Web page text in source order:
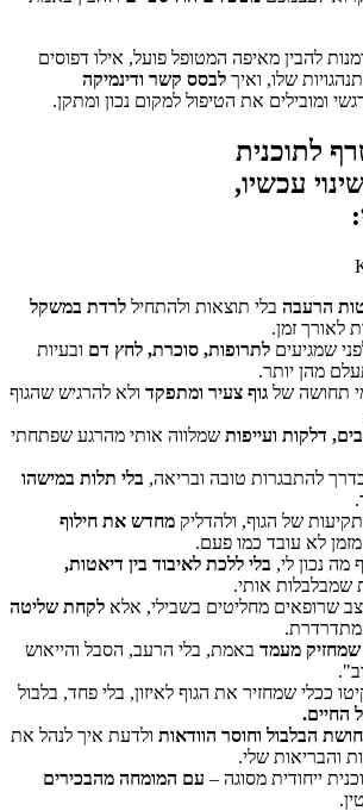
להבין מאיפה המטופל פועל, אילו דפוסים
שלו, ואיך לבסס קשר ודינמיקה
ומובילים את הטיפול למקום נכון ומתקן.
לתוכנית
עכשיו,
הרעבה בלי תוצאות ולהתחיל לרדת במשקל
לאורך זמן.
שמגיעים לתרופות, סוכרת, לחץ דם ובעיות
מהן יותר.
תחושה של גוף צעיר ומתפקד ולא להרגיש שהגוף
דלקות ועייפות שמלווה אותי מהרגע שפתחתי
להתבגרות טובה ובריאה, בלי תלות במישהו
של הגוף, ולהדליק מחדש את חילוף
לא עובד כמו פעם.
מה נכון לי, בלי ללכת לאיבוד בין דיאטות,
שמבלבלות אותי.
שרופאים מחליטים בשבילי, אלא לקחת שליטה
מתדרדרת.
שמחזיק מעמד באמת, בלי הרעב, הסבל והייאוש
ככלי שמחזיר את הגוף לאיזון, בלי פחד, בלבול
החיים.
הבלבול וחוסר הוודאות ולדעת איך לנהל את
והבריאות שלי.
ייחודית מסוגה – עם המומחה מהבכירים